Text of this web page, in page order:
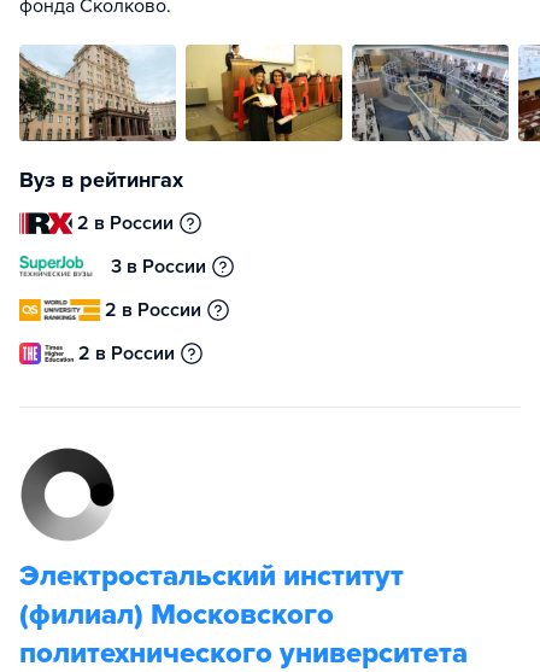
фонда Сколково.
Вуз в рейтингах
2 в России
3 в России
2 в России
2 в России
Электростальский институт
(филиал) Московского
политехнического университета